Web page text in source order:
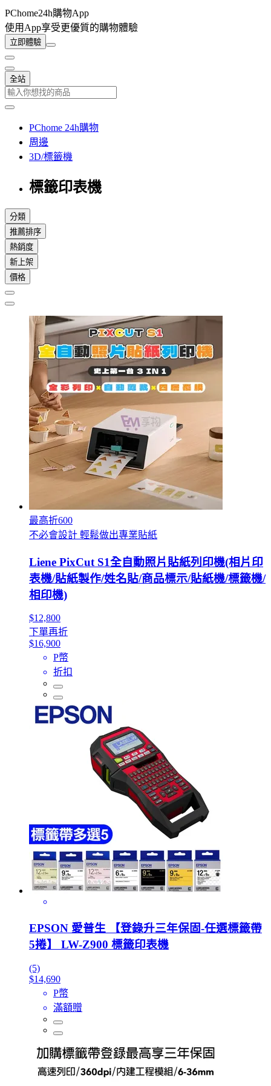
PChome24h購物App
使用App享受更優質的購物體驗
立即體驗
全站
PChome 24h購物
周邊
3D/標籤機
標籤印表機
分類
推薦排序
熱銷度
新上架
價格
最高折600
不必會設計 輕鬆做出專業貼紙
Liene PixCut S1全自動照片貼紙列印機(相片印
表機/貼紙製作/姓名貼/商品標示/貼紙機/標籤機/
相印機)
$12,800
下單再折
$16,900
P幣
折扣
EPSON 愛普生 【登錄升三年保固-任選標籤帶
5捲】 LW-Z900 標籤印表機
(5)
$14,690
P幣
滿額贈